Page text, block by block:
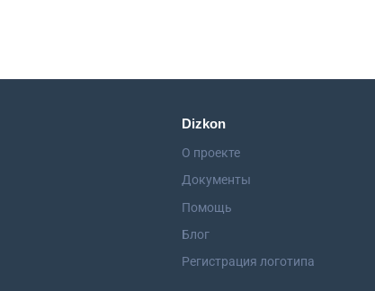
Dizkon
О проекте
Документы
Помощь
Блог
Регистрация логотипа